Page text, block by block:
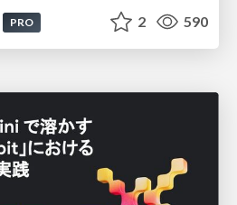
PRO 2 590